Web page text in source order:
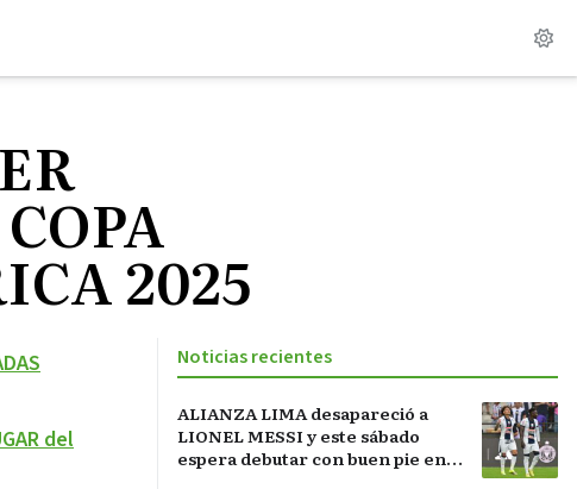
2025
del
Noticias recientes
ALIANZA LIMA desapareció a
LIONEL MESSI y este sábado
espera debutar con buen pie en